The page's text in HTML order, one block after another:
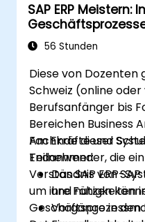
SAP ERP Meistern:
56 Stunden
Diese von Dozenten
Schweiz (online
Berufsanfänger bis
Bereichen Business
Fachkräfte und
Endanwender, die
Verständnis von
um ihre Fähigkeiten
Am Ende dieser
Teilnehmer:
Das SAP ERP-
und nutzen
Vorgänge in den